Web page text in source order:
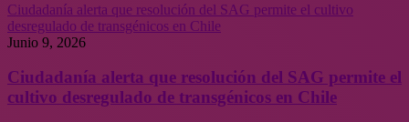
Ciudadanía alerta que resolución del SAG permite el cultivo
desregulado de transgénicos en Chile
Junio 9, 2026
Ciudadanía alerta que resolución del SAG permite el
cultivo desregulado de transgénicos en Chile